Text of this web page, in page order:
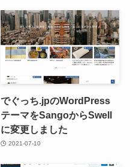
でぐっち.jpのWordPress
テーマをSangoからSwell
に変更しました
2021-07-10